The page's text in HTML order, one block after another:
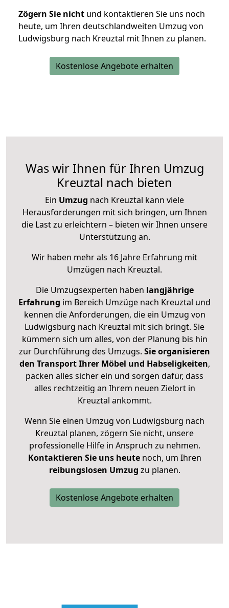
Zögern Sie nicht und kontaktieren Sie uns noch
heute, um Ihren deutschlandweiten Umzug von
Ludwigsburg nach Kreuztal mit Ihnen zu planen.
Kostenlose Angebote erhalten
Was wir Ihnen für Ihren Umzug
Kreuztal nach bieten
Ein Umzug nach Kreuztal kann viele
Herausforderungen mit sich bringen, um Ihnen
die Last zu erleichtern – bieten wir Ihnen unsere
Unterstützung an.
Wir haben mehr als 16 Jahre Erfahrung mit
Umzügen nach Kreuztal.
Die Umzugsexperten haben langjährige
Erfahrung im Bereich Umzüge nach Kreuztal und
kennen die Anforderungen, die ein Umzug von
Ludwigsburg nach Kreuztal mit sich bringt. Sie
kümmern sich um alles, von der Planung bis hin
zur Durchführung des Umzugs. Sie organisieren
den Transport Ihrer Möbel und Habseligkeiten,
packen alles sicher ein und sorgen dafür, dass
alles rechtzeitig an Ihrem neuen Zielort in
Kreuztal ankommt.
Wenn Sie einen Umzug von Ludwigsburg nach
Kreuztal planen, zögern Sie nicht, unsere
professionelle Hilfe in Anspruch zu nehmen.
Kontaktieren Sie uns heutenoch, um Ihren
reibungslosen Umzug zu planen.
Kostenlose Angebote erhalten